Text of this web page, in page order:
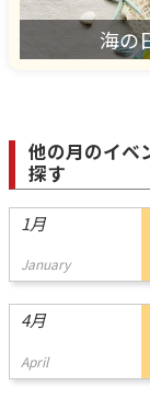
海の
他の月のイベ
探す
1月
January
4月
April